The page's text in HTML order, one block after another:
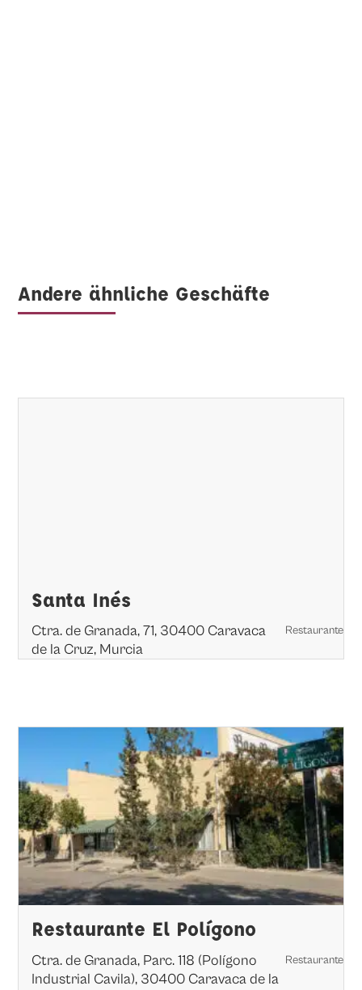
Andere ähnliche Geschäfte
Santa Inés
Ctra. de Granada, 71, 30400 Caravaca
de la Cruz, Murcia
Restaurante
Restaurante El Polígono
Ctra. de Granada, Parc. 118 (Polígono
Industrial Cavila), 30400 Caravaca de la
Restaurante